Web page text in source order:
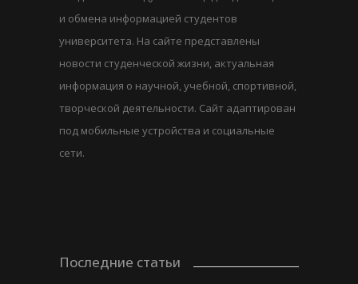
и обмена информацией студентов
университета. На сайте представлены
новости студенческой жизни, актуальная
информация о научной, учебной, спортивной,
творческой деятельности. Сайт адаптирован
под мобильные устройства и социальные
сети.
Последние статьи